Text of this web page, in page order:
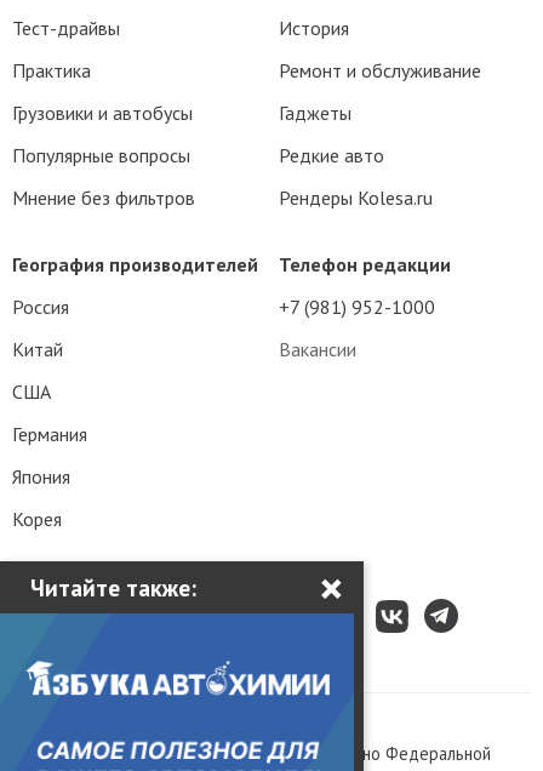
Читайте также: ×
Телефон редакции
+7 (981) 952-1000
Вакансии
Тест-драйвы
Практика
Грузовики и автобусы
Популярные вопросы
Мнение без фильтров
История
Ремонт и обслуживание
Гаджеты
Редкие авто
Рендеры Kolesa.ru
География производителей
Россия
Китай
США
Германия
Япония
Корея
Сетевое издание «Kolesa.ru», зарегистрировано Федеральной